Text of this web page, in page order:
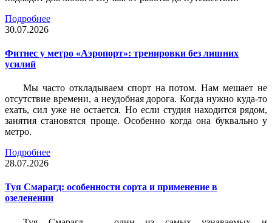
Подробнее
30.07.2026
Фитнес у метро «Аэропорт»: тренировки без лишних
усилий
Мы часто откладываем спорт на потом. Нам мешает не
отсутствие времени, а неудобная дорога. Когда нужно куда-то
ехать, сил уже не остается. Но если студия находится рядом,
занятия становятся проще. Особенно когда она буквально у
метро.
Подробнее
28.07.2026
Туя Смарагд: особенности сорта и применение в
озеленении